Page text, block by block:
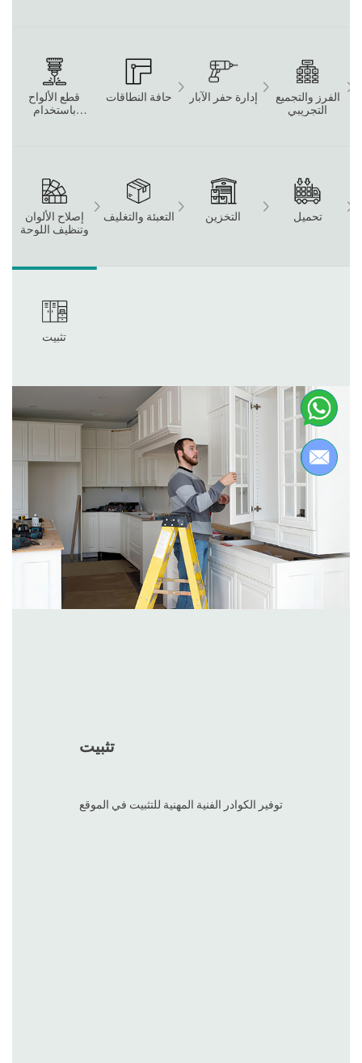
قطع الألواح
باستخدام
حافة النطاقات إدارة حفر الآبار
الفرز والتجميع
التجريبي
إصلاح الألوان
وتنظيف اللوحة
التعبئة والتغليف التخزين تحميل
تثبيت